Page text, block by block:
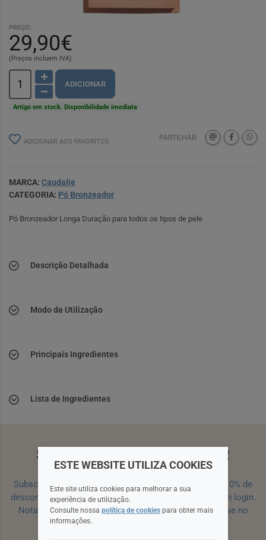
PREÇO:
29,90€
(Preços incluem IVA)
ADICIONAR
Artigo em stock. Disponibilidade imediata
ADICIONAR AOS FAVORITOS PARTILHAR:
MARCA: Caudalie
CATEGORIA: Pó Bronzeador
Pó Bronzeador Longa Duração para todos os tipos de pele
Descrição Detalhada
Modo de Utilização
Principais Ingredientes
Lista de Ingredientes
SUBSCREVA A NEWSLETTER
Subscreva a nossa newsletter e receba um cupão de 10% de
desconto para a sua próxima encomenda efetuada com login.
Nota: Para receber o cupão deverá primeiro registar-se no
ESTE WEBSITE UTILIZA COOKIES
Este site utiliza cookies para melhorar a sua
experiência de utilização.
Consulte nossa política de cookies para obter mais
informações.